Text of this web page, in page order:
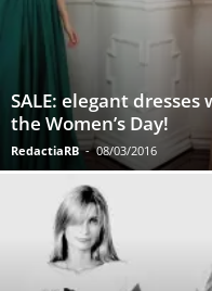
SALE: elegant
the Women’s Day!
RedactiaRB - 08/03/2016